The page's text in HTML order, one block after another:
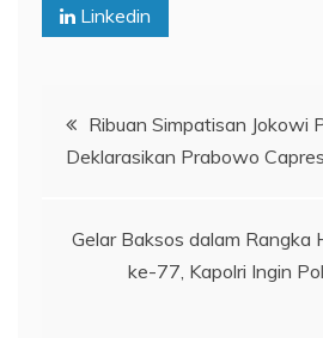
Linkedin
Navigasi
pos
Ribuan Simpatisan Jokowi
Deklarasikan Prabowo
Gelar Baksos dalam Rangka
ke-77, Kapolri Ingin